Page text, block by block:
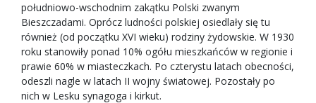
południowo-wschodnim zakątku Polski zwanym
Bieszczadami. Oprócz ludności polskiej osiedlały się tu
również (od początku XVI wieku) rodziny żydowskie. W 1930
roku stanowiły ponad 10% ogółu mieszkańców w regionie i
prawie 60% w miasteczkach. Po czterystu latach obecności,
odeszli nagle w latach II wojny światowej. Pozostały po
nich w Lesku synagoga i kirkut.